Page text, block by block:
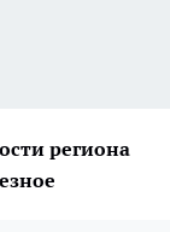
региона